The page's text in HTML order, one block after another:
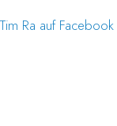
Tim Ra auf Facebook